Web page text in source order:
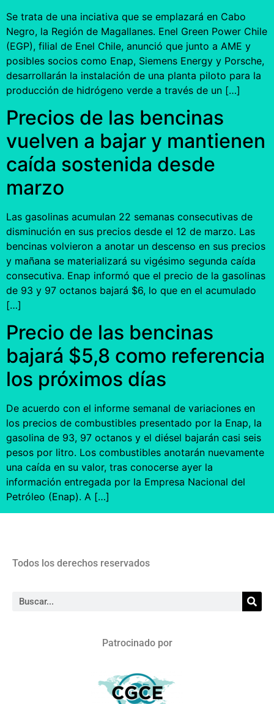
Se trata de una inciativa que se emplazará en Cabo
Negro, la Región de Magallanes. Enel Green Power Chile
(EGP), filial de Enel Chile, anunció que junto a AME y
posibles socios como Enap, Siemens Energy y Porsche,
desarrollarán la instalación de una planta piloto para la
producción de hidrógeno verde a través de un […]
Precios de las bencinas
vuelven a bajar y mantienen
caída sostenida desde
marzo
Las gasolinas acumulan 22 semanas consecutivas de
disminución en sus precios desde el 12 de marzo. Las
bencinas volvieron a anotar un descenso en sus precios
y mañana se materializará su vigésimo segunda caída
consecutiva. Enap informó que el precio de la gasolinas
de 93 y 97 octanos bajará $6, lo que en el acumulado
[…]
Precio de las bencinas
bajará $5,8 como referencia
los próximos días
De acuerdo con el informe semanal de variaciones en
los precios de combustibles presentado por la Enap, la
gasolina de 93, 97 octanos y el diésel bajarán casi seis
pesos por litro. Los combustibles anotarán nuevamente
una caída en su valor, tras conocerse ayer la
información entregada por la Empresa Nacional del
Petróleo (Enap). A […]
Todos los derechos reservados
Patrocinado por